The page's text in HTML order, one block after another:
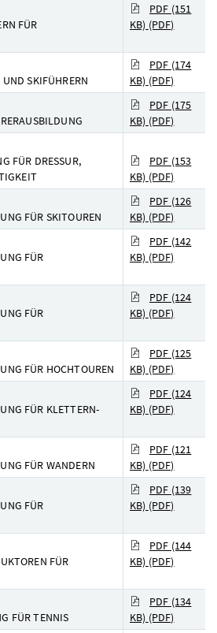
FÜR
PDF (151
KB) (PDF)
SKIFÜHRERN
PDF (174
KB) (PDF)
PDF (175
KB) (PDF)
FÜR DRESSUR,
PDF (153
KB) (PDF)
FÜR SKITOUREN
PDF (126
KB) (PDF)
FÜR
PDF (142
KB) (PDF)
FÜR
PDF (124
KB) (PDF)
FÜR HOCHTOUREN
PDF (125
KB) (PDF)
FÜR KLETTERN-
PDF (124
KB) (PDF)
FÜR WANDERN
PDF (121
KB) (PDF)
FÜR
PDF (139
KB) (PDF)
FÜR
PDF (144
KB) (PDF)
FÜR TENNIS
PDF (134
KB) (PDF)